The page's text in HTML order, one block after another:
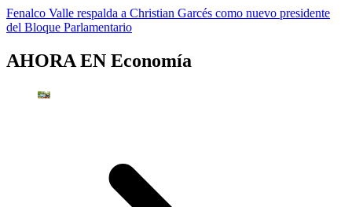
Fenalco Valle respalda a Christian Garcés como nuevo presidente
del Bloque Parlamentario
AHORA EN Economía